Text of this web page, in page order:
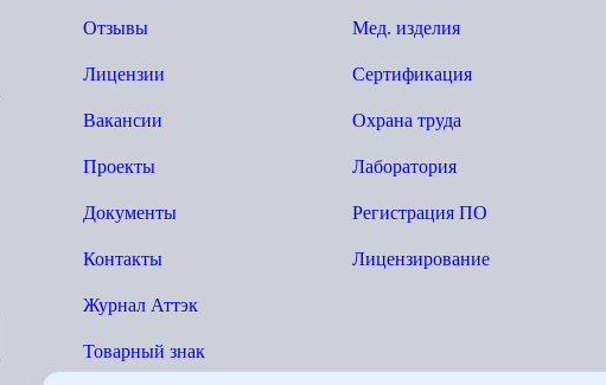
Отзывы
Лицензии
Вакансии
Проекты
Документы
Контакты
Журнал Аттэк
Товарный знак
Мед. изделия
Сертификация
Охрана труда
Лаборатория
Регистрация ПО
Лицензирование